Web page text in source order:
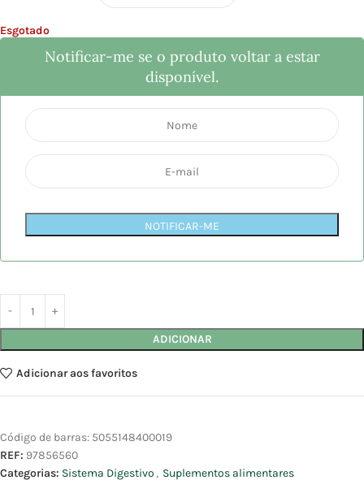
Esgotado
Notificar-me se o produto voltar a estar
disponível.
NOTIFICAR-ME
ADICIONAR
Adicionar aos favoritos
Código de barras: 5055148400019
REF: 97856560
Categorias: Sistema Digestivo , Suplementos alimentares